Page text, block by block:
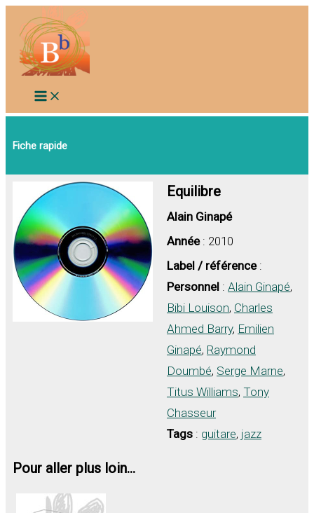
contenu
Fiche rapide
Equilibre
Alain Ginapé
Année: 2010
Label / référence:
Personnel : Alain Ginapé,
Bibi Louison, Charles
Ahmed Barry, Emilien
Ginapé, Raymond
Doumbé, Serge Marne,
Titus Williams, Tony
Chasseur
Tags : guitare, jazz
Pour aller plus loin...